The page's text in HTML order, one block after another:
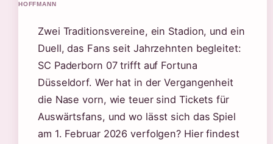
HOFFMANN
Zwei Traditionsvereine, ein Stadion, und ein
Duell, das Fans seit Jahrzehnten begleitet:
SC Paderborn 07 trifft auf Fortuna
Düsseldorf. Wer hat in der Vergangenheit
die Nase vorn, wie teuer sind Tickets für
Auswärtsfans, und wo lässt sich das Spiel
am 1. Februar 2026 verfolgen? Hier findest